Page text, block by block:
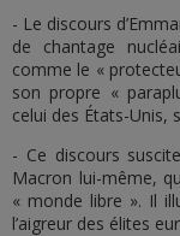
- Le discours
de chantage
comme le «
son propre «
celui des États-Unis,
- Ce discours
Macron lui-même,
« monde libre ». Il
l’aigreur des élites